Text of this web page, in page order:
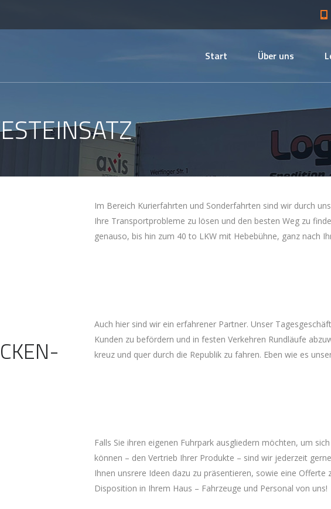
Start Über uns
Im Bereich Kurierfahrten und Sonderfahrten sind wir durch
Ihre Transportprobleme zu lösen und den besten Weg zu
genauso, bis hin zum 40 to LKW mit Hebebühne, ganz nach
Auch hier sind wir ein erfahrener Partner. Unser
Kunden zu befördern und in festen Verkehren Rundläufe
kreuz und quer durch die Republik zu fahren. Eben wie es
Falls Sie ihren eigenen Fuhrpark ausgliedern möchten, um
können – den Vertrieb Ihrer Produkte – sind wir jederzeit
Ihnen unsrere Ideen dazu zu präsentieren, sowie eine Offerte
Disposition in Ihrem Haus – Fahrzeuge und Personal von uns!